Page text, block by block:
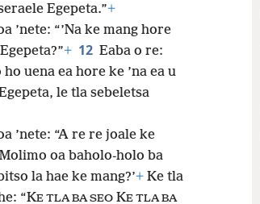
Egepeta.”+
’nete: “’Na ke mang hore
+ 12 Eaba o re:
uena ea hore ke ’na ea u
le tla sebeletsa
’nete: “A re re joale ke
oa baholo-holo ba
la hae ke mang?’+ Ke tla
“KE TLA BA SEO KE TLA BA